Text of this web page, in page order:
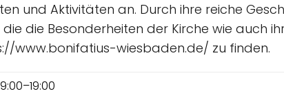
und Aktivitäten an. Durch ihre reiche
die Besonderheiten der Kirche wie auch
www.bonifatius-wiesbaden.de/ zu finden.